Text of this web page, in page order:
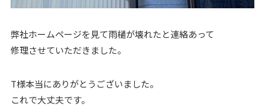
弊社ホームページを見て雨樋が壊れたと連絡あって
修理させていただきました。
T様本当にありがとうございました。
これで大丈夫です。